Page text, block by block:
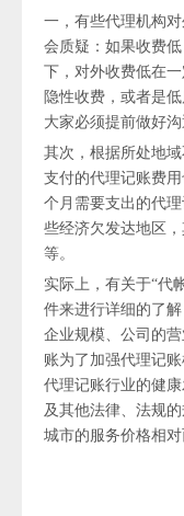
一，有些代理机构
会质疑：如果收费
下，对外收费低在
隐性收费，或者是
大家必须提前做好沟
其次，根据所处地
支付的代理记账费
个月需要支出的代
些经济欠发达地区
等。
实际上，有关于“代
件来进行详细的了
企业规模、公司的
账为了加强代理记
代理记账行业的健
及其他法律、法规
城市的服务价格相对